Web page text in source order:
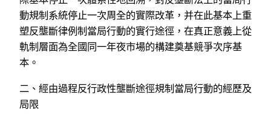
動規制系統停止一次周全的實際改革，并在此基本上重
塑反壟斷律例制當局行動的實行途徑，在真正意義上從
軌制層面為全國同一年夜市場的構建奠基競爭次序基
本。
二、經由過程反行政性壟斷途徑規制當局行動的經歷及
局限